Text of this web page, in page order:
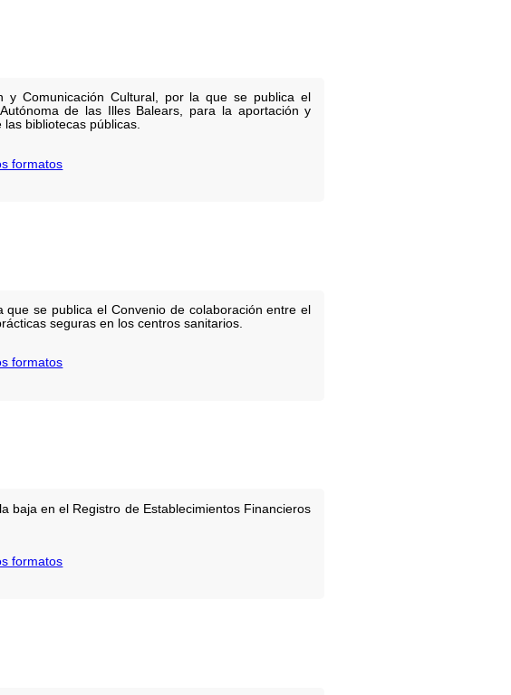
Comunicación Cultural, por la que se publica el
de las Illes Balears, para la aportación y
bibliotecas públicas.
formatos
se publica el Convenio de colaboración entre el
seguras en los centros sanitarios.
formatos
baja en el Registro de Establecimientos Financieros
formatos